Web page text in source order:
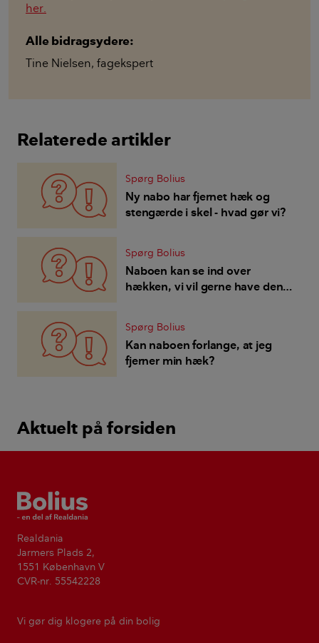
her.
Alle bidragsydere:
Tine Nielsen, fagekspert
Relaterede artikler
Spørg Bolius
Ny nabo har fjernet hæk og
stengærde i skel - hvad gør vi?
Spørg Bolius
Naboen kan se ind over
hækken, vi vil gerne have den
Spørg Bolius
Kan naboen forlange, at jeg
fjerner min hæk?
Aktuelt på forsiden
Bolius
Realdania
Jarmers Plads 2,
1551 København V
CVR-nr. 55542228
Vi gør dig klogere på din bolig